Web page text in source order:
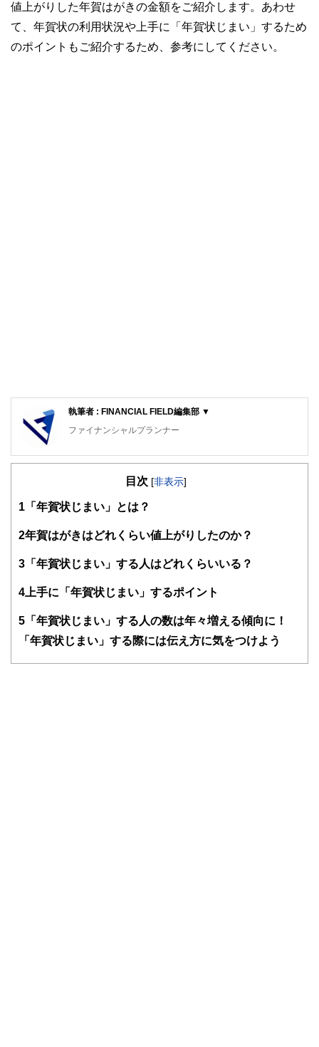
値上がりした年賀はがきの金額をご紹介します。あわせ
て、年賀状の利用状況や上手に「年賀状じまい」するため
のポイントもご紹介するため、参考にしてください。
執筆者 : FINANCIAL FIELD編集部 ▼
ファイナンシャルプランナー
FinancialField編集部は、金融、経済に関する記事を、日々
知識がない方でも理解できるようわかりやすく発信していま
得者を中心に「お金や暮らし」に関する書籍・雑誌の編集経
験者で構成され、企画立案から記事掲載まですべての工程に
護士、税理士、宅地建物取引士、相続診断士、住宅ローンア
士、行政書士、投資アナリスト、キャリアコンサルタントな
かしく感じられる年金や税金、相続、保険、ローンなどの話
目次 [非表示]
1 「年賀状じまい」とは？
2年賀はがきはどれくらい値上がりしたのか？
3 「年賀状じまい」する人はどれくらいいる？
4 上手に「年賀状じまい」するポイント
5 「年賀状じまい」する人の数は年々増える傾向に！
「年賀状じまい」する際には伝え方に気をつけよう